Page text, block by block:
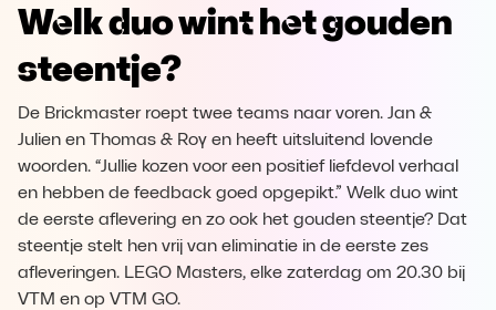
Microsoft Edge Download
Opera
Welk duo wint het gouden
steentje?
De Brickmaster roept twee teams naar voren. Jan &
Julien en Thomas & Roy en heeft uitsluitend lovende
woorden. “Jullie kozen voor een positief liefdevol verhaal
en hebben de feedback goed opgepikt.” Welk duo wint
de eerste aflevering en zo ook het gouden steentje? Dat
steentje stelt hen vrij van eliminatie in de eerste zes
afleveringen. LEGO Masters, elke zaterdag om 20.30 bij
VTM en op VTM GO.